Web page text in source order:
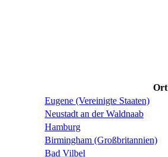
Ort
Eugene (Vereinigte Staaten)
Neustadt an der Waldnaab
Hamburg
Birmingham (Großbritannien)
Bad Vilbel